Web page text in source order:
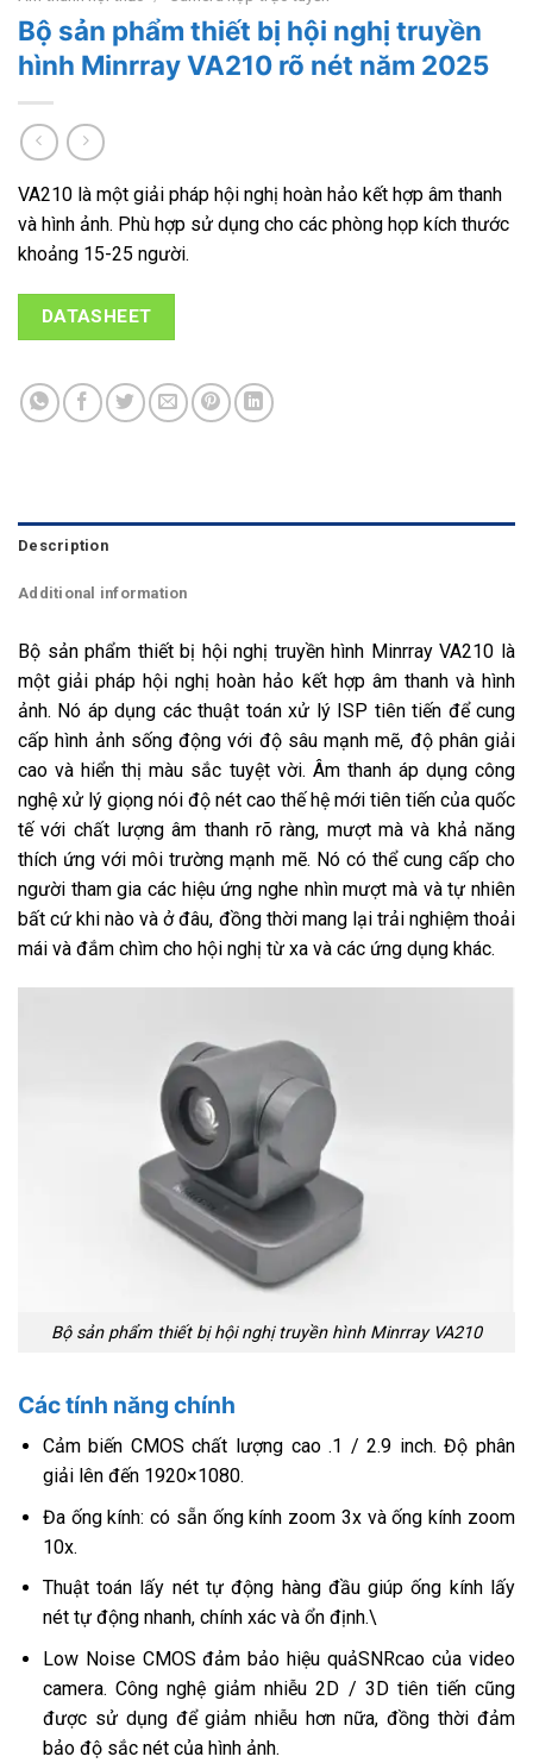
Bộ sản phẩm thiết bị hội nghị truyền
hình Minrray VA210 rõ nét năm 2025
VA210 là một giải pháp hội nghị hoàn hảo kết hợp âm thanh
và hình ảnh. Phù hợp sử dụng cho các phòng họp kích thước
khoảng 15-25 người.
DATASHEET
Description
Additional information
Bộ sản phẩm thiết bị hội nghị truyền hình Minrray VA210 là
một giải pháp hội nghị hoàn hảo kết hợp âm thanh và hình
ảnh. Nó áp dụng các thuật toán xử lý ISP tiên tiến để cung
cấp hình ảnh sống động với độ sâu mạnh mẽ, độ phân giải
cao và hiển thị màu sắc tuyệt vời. Âm thanh áp dụng công
nghệ xử lý giọng nói độ nét cao thế hệ mới tiên tiến của quốc
tế với chất lượng âm thanh rõ ràng, mượt mà và khả năng
thích ứng với môi trường mạnh mẽ. Nó có thể cung cấp cho
người tham gia các hiệu ứng nghe nhìn mượt mà và tự nhiên
bất cứ khi nào và ở đâu, đồng thời mang lại trải nghiệm thoải
mái và đắm chìm cho hội nghị từ xa và các ứng dụng khác.
Bộ sản phẩm thiết bị hội nghị truyền hình Minrray VA210
Các tính năng chính
Cảm biến CMOS chất lượng cao .1 / 2.9 inch. Độ phân
giải lên đến 1920×1080.
Đa ống kính: có sẵn ống kính zoom 3x và ống kính zoom
10x.
Thuật toán lấy nét tự động hàng đầu giúp ống kính lấy
nét tự động nhanh, chính xác và ổn định.\
Low Noise CMOS đảm bảo hiệu quảSNRcao của video
camera. Công nghệ giảm nhiễu 2D / 3D tiên tiến cũng
được sử dụng để giảm nhiễu hơn nữa, đồng thời đảm
bảo độ sắc nét của hình ảnh.